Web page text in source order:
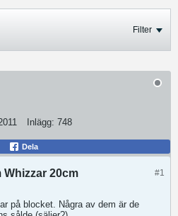
Filter
Inlägg: 748
Dela
#1
Whizzar 20cm
på blocket. Några av dem är de